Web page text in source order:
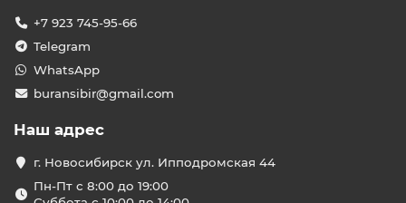
+7 923 745-95-66
Telegram
WhatsApp
buransibir@gmail.com
Наш адрес
г. Новосибирск ул. Ипподромская 44
Пн-Пт с 8:00 до 19:00